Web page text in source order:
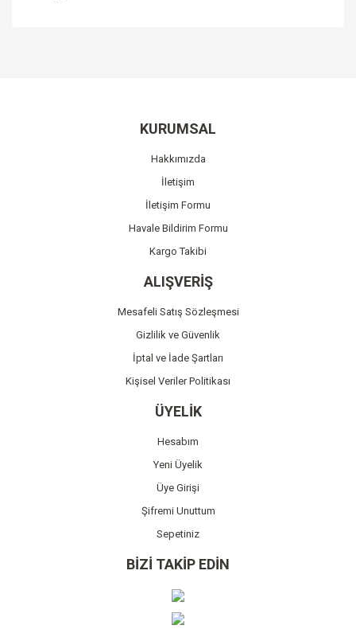
Ürün bilgilerinde hatalar bulunuyor.
Ürün fiyatı diğer sitelerden daha pahalı.
Bu ürüne benzer farklı alternatifler olmalı.
Gönder
KURUMSAL
Hakkımızda
İletişim
İletişim Formu
Havale Bildirim Formu
Kargo Takibi
ALIŞVERİŞ
Mesafeli Satış Sözleşmesi
Gizlilik ve Güvenlik
İptal ve İade Şartları
Kişisel Veriler Politikası
ÜYELİK
Hesabım
Yeni Üyelik
Üye Girişi
Şifremi Unuttum
Sepetiniz
BİZİ TAKİP EDİN